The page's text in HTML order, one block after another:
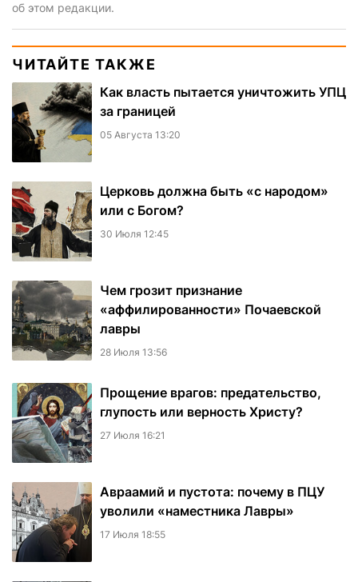
об этом редакции.
ЧИТАЙТЕ ТАКЖЕ
Как власть пытается уничтожить УПЦ
за границей
05 Августа 13:20
Церковь должна быть «с народом»
или с Богом?
30 Июля 12:45
Чем грозит признание
«аффилированности» Почаевской
лавры
28 Июля 13:56
Прощение врагов: предательство,
глупость или верность Христу?
27 Июля 16:21
Авраамий и пустота: почему в ПЦУ
уволили «наместника Лавры»
17 Июля 18:55